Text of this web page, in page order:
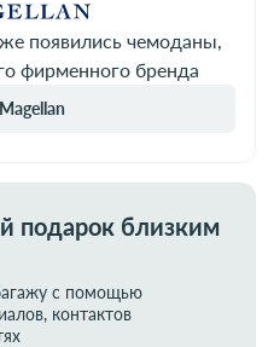
появились чемоданы,
фирменного бренда
подарок близким
с помощью
контактов